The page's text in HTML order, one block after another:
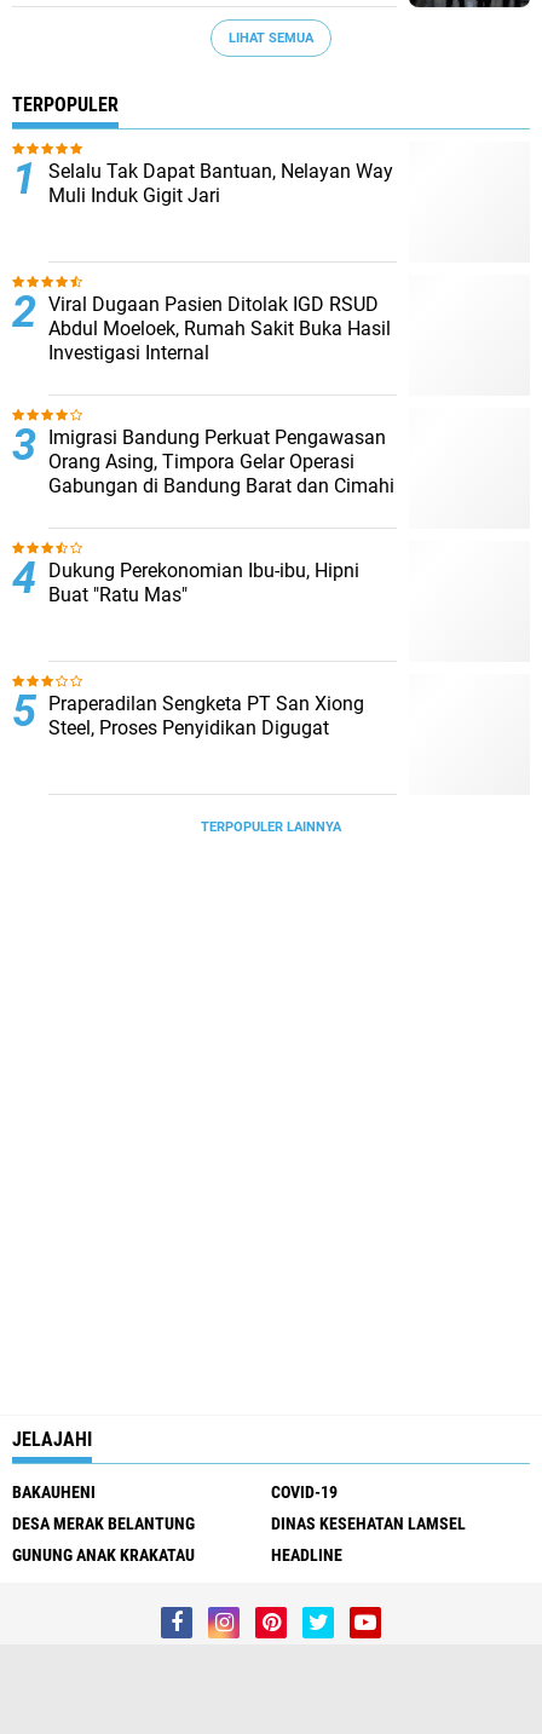
LIHAT SEMUA
TERPOPULER
Selalu Tak Dapat Bantuan, Nelayan Way
Muli Induk Gigit Jari
Viral Dugaan Pasien Ditolak IGD RSUD
Abdul Moeloek, Rumah Sakit Buka Hasil
Investigasi Internal
Imigrasi Bandung Perkuat Pengawasan
Orang Asing, Timpora Gelar Operasi
Gabungan di Bandung Barat dan Cimahi
Dukung Perekonomian Ibu-ibu, Hipni
Buat "Ratu Mas"
Praperadilan Sengketa PT San Xiong
Steel, Proses Penyidikan Digugat
TERPOPULER LAINNYA
JELAJAHI
BAKAUHENI
COVID-19
DESA MERAK BELANTUNG
DINAS KESEHATAN LAMSEL
GUNUNG ANAK KRAKATAU
HEADLINE